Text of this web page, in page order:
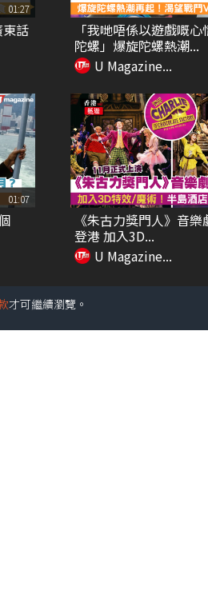
01:27
話
「我哋唔係以遊戲嘅
陀螺」爆旋陀螺熱潮...
U Magazine...
01:07
《朱古力獎門人》音
登港 加入3D...
U Magazine...
才可繼續瀏覽。